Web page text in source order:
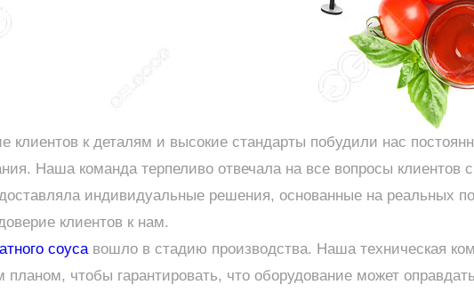
клиентов к деталям и высокие стандарты побудили нас
Наша команда терпеливо отвечала на все вопросы
индивидуальные решения, основанные на реальных
клиентов к нам.
соусавошло в стадию производства. Наша техническая
планом, чтобы гарантировать, что оборудование может